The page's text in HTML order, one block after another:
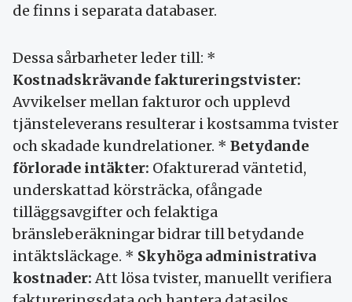
de finns i separata databaser.
Dessa sårbarheter leder till: *
Kostnadskrävande faktureringstvister:
Avvikelser mellan fakturor och upplevd
tjänsteleverans resulterar i kostsamma tvister
och skadade kundrelationer. * Betydande
förlorade intäkter: Ofakturerad väntetid,
underskattad körsträcka, ofångade
tilläggsavgifter och felaktiga
bränsleberäkningar bidrar till betydande
intäktsläckage. * Skyhöga administrativa
kostnader:Att lösa tvister, manuellt verifiera